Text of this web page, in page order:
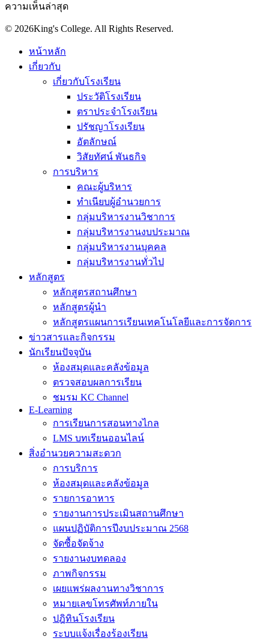
ความเห็นล่าสุด
© 2026King's College. All Rights Reserved.
หน้าหลัก
เกี่ยวกับ
เกี่ยวกับโรงเรียน
ประวัติโรงเรียน
ตราประจำโรงเรียน
ปรัชญาโรงเรียน
อัตลักษณ์
วิสัยทัศน์ พันธกิจ
การบริหาร
คณะผู้บริหาร
ทำเนียบผู้อำนวยการ
กลุ่มบริหารงานวิชาการ
กลุ่มบริหารงานงบประมาณ
กลุ่มบริหารงานบุคคล
กลุ่มบริหารงานทั่วไป
หลักสูตร
หลักสูตรสถานศึกษา
หลักสูตรผู้นำ
หลักสูตรแผนการเรียนเทคโนโลยีและการจัดการ
ข่าวสารและกิจกรรม
นักเรียนปัจจุบัน
ห้องสมุดและคลังข้อมูล
ตรวจสอบผลการเรียน
ชมรม KC Channel
E-Learning
การเรียนการสอนทางไกล
LMS บทเรียนออนไลน์
สิ่งอำนวยความสะดวก
การบริการ
ห้องสมุดและคลังข้อมูล
รายการอาหาร
รายงานการประเมินสถานศึกษา
แผนปฏิบัติการปีงบประมาณ 2568
จัดซื้อจัดจ้าง
รายงานงบทดลอง
ภาพกิจกรรม
เผยแพร่ผลงานทางวิชาการ
หมายเลขโทรศัพท์ภายใน
ปฎิทินโรงเรียน
ระบบแจ้งเรื่องร้องเรียน